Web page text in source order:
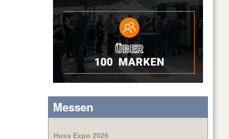
Messen
Huss Expo 2026